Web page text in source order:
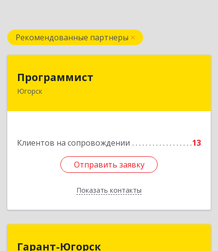
Рекомендованные партнеры
Программист
Югорск
Клиентов на сопровождении 13
Отправить заявку
Показать контакты
628264, Ханты-Мансийский Автономный округ
Подробнее
Отправить заявку
Назад
Гарант-Югорск